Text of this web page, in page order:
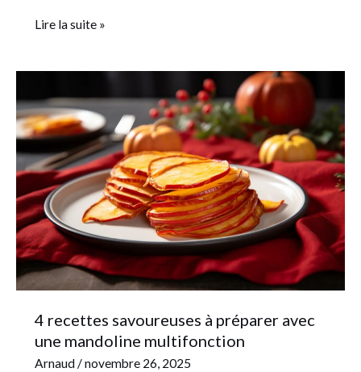
Lire la suite »
4 recettes savoureuses à préparer avec
une mandoline multifonction
Arnaud/novembre 26, 2025
recettes
savoureuses
préparer
avec
une
mandoline
multifonction